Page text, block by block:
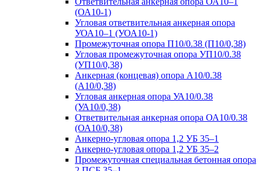
(ОА10-1)
Угловая ответвительная анкерная опора
УОА10–1 (УОА10-1)
Промежуточная опора П10/0.38 (П10/0,38)
Угловая промежуточная опора УП10/0.38
(УП10/0,38)
Анкерная (концевая) опора А10/0.38
(А10/0,38)
Угловая анкерная опора УА10/0.38
(УА10/0,38)
Ответвительная анкерная опора ОА10/0.38
(ОА10/0,38)
Анкерно-угловая опора 1,2 УБ 35–1
Анкерно-угловая опора 1,2 УБ 35–2
Промежуточная специальная бетонная опора